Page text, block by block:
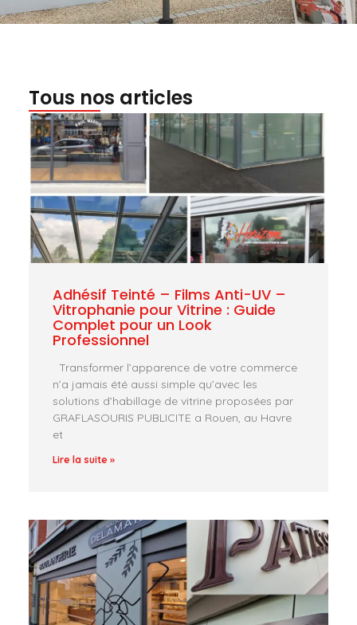
Tous nos articles
Adhésif Teinté – Films Anti-UV –
Vitrophanie pour Vitrine : Guide
Complet pour un Look
Professionnel
Transformer l’apparence de votre commerce
n’a jamais été aussi simple qu’avec les
solutions d’habillage de vitrine proposées par
GRAFLASOURIS PUBLICITE a Rouen, au Havre
et
Lire la suite »